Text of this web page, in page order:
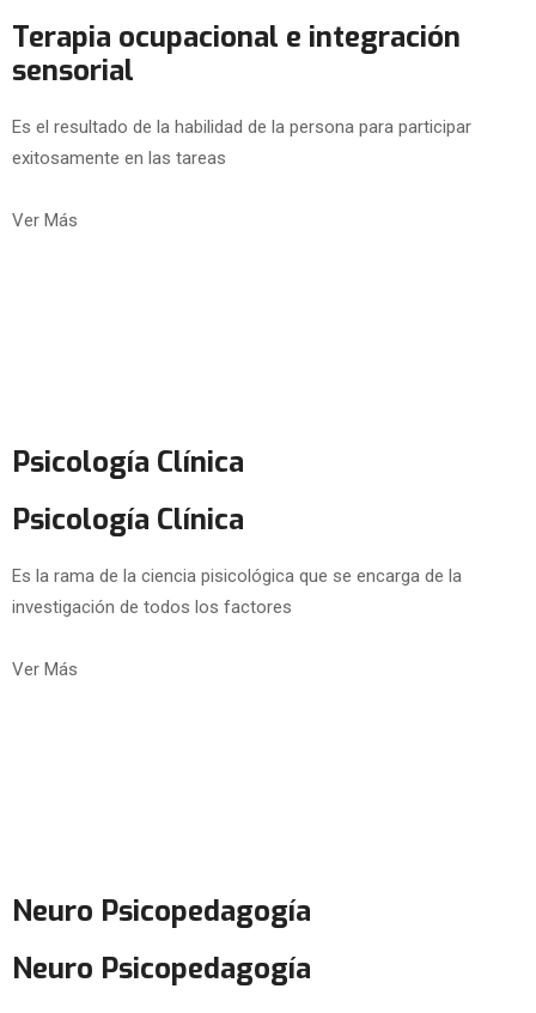
Terapia ocupacional e integración
sensorial
Es el resultado de la habilidad de la persona para participar
exitosamente en las tareas
Ver Más
Psicología Clínica
Psicología Clínica
Es la rama de la ciencia pisicológica que se encarga de la
investigación de todos los factores
Ver Más
Neuro Psicopedagogía
Neuro Psicopedagogía